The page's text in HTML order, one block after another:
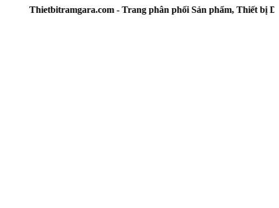
Thietbitramgara.com - Trang phân phối Sản phẩm, Thiết bị Dân